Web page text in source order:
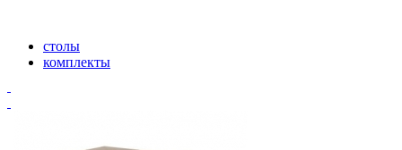
столы
комплекты